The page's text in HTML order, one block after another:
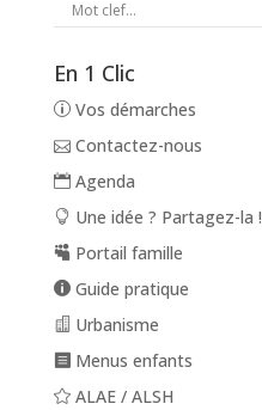
En 1 Clic
Vos démarches
Contactez-nous
Agenda
Une idée ? Partagez-la !
Portail famille
Guide pratique
Urbanisme
Menus enfants
ALAE / ALSH